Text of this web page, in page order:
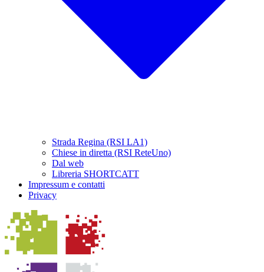
Strada Regina (RSI LA1)
Chiese in diretta (RSI ReteUno)
Dal web
Libreria SHORTCATT
Impressum e contatti
Privacy